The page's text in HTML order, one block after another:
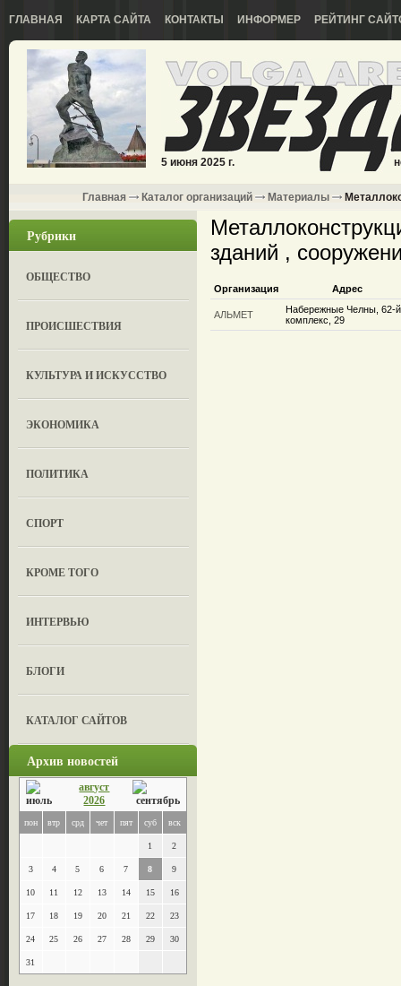
ГЛАВНАЯ КАРТА САЙТА КОНТАКТЫ ИНФОРМЕР РЕЙТИНГ
5 июня 2025 г.
Главная Каталог организаций Материалы
Рубрики
ОБЩЕСТВО
ПРОИСШЕСТВИЯ
КУЛЬТУРА И ИСКУССТВО
ЭКОНОМИКА
ПОЛИТИКА
СПОРТ
КРОМЕ ТОГО
ИНТЕРВЬЮ
БЛОГИ
КАТАЛОГ САЙТОВ
Архив новостей
август
2026
пон втр срд чет пят суб вск
1 2
3 4 5 6 7 8 9
10 11 12 13 14 15 16
17 18 19 20 21 22 23
24 25 26 27 28 29 30
31
зданий ,
Организация Адрес
АЛЬМЕТ
Набережные Челны, 62-й
комплекс, 29